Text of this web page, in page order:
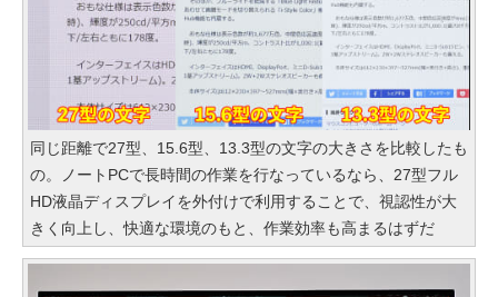
同じ距離で27型、15.6型、13.3型の文字の大きさを比較したも
の。ノートPCで長時間の作業を行なっているなら、27型フル
HD液晶ディスプレイを外付けで利用することで、視認性が大
きく向上し、快適な環境のもと、作業効率も高まるはずだ